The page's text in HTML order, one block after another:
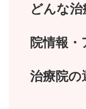
どんな治
院情報
治療院の